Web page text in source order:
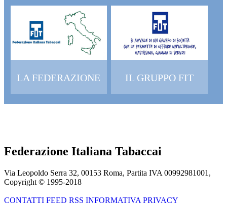
LA FEDERAZIONE IL GRUPPO FIT
Federazione Italiana Tabaccai
Via Leopoldo Serra 32, 00153 Roma, Partita IVA 00992981001,
Copyright © 1995-2018
CONTATTI FEED RSS INFORMATIVA PRIVACY